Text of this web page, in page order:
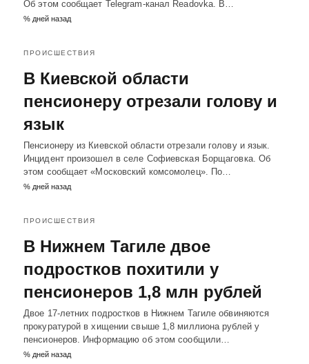
Об этом сообщает Telegram-канал Readovka. В…
% дней назад
ПРОИСШЕСТВИЯ
В Киевской области
пенсионеру отрезали голову и
язык
Пенсионеру из Киевской области отрезали голову и язык.
Инцидент произошел в селе Софиевская Борщаговка. Об
этом сообщает «Московский комсомолец». По…
% дней назад
ПРОИСШЕСТВИЯ
В Нижнем Тагиле двое
подростков похитили у
пенсионеров 1,8 млн рублей
Двое 17-летних подростков в Нижнем Тагиле обвиняются
прокуратурой в хищении свыше 1,8 миллиона рублей у
пенсионеров. Информацию об этом сообщили…
% дней назад